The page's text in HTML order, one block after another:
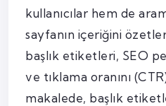
kullanıcılar hem de
sayfanın içeriğini
başlık etiketleri, SEO
ve tıklama oranını
makalede, başlık